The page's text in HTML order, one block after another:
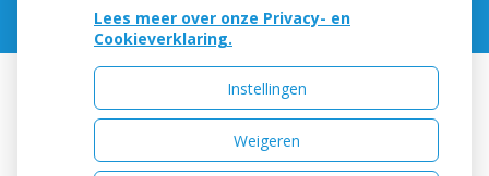
Uw Zorg Online|Beheer
Lees meer over onze Privacy- en
Cookieverklaring.
Instellingen
Weigeren